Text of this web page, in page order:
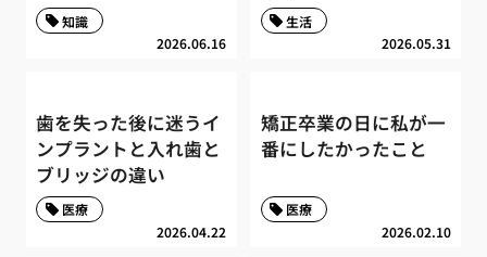
2026.06.16
知識
2026.05.31
生活
歯を失った後に迷うイ
ンプラントと入れ歯と
ブリッジの違い
2026.04.22
医療
矯正卒業の日に私が一
番にしたかったこと
2026.02.10
医療